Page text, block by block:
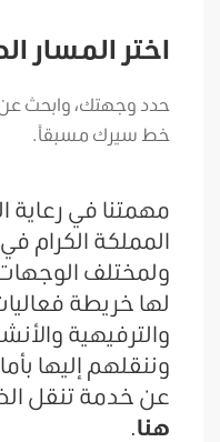
اختر المسار
حدد وجهتك، وابحث عن
خط سيرك مسبقاً.
مهمتنا في
المملكة الكرام
ولمختلف
لها خريطة
والترفيهية
وننقلهم إليها
عن خدمة تنقل
هنا.